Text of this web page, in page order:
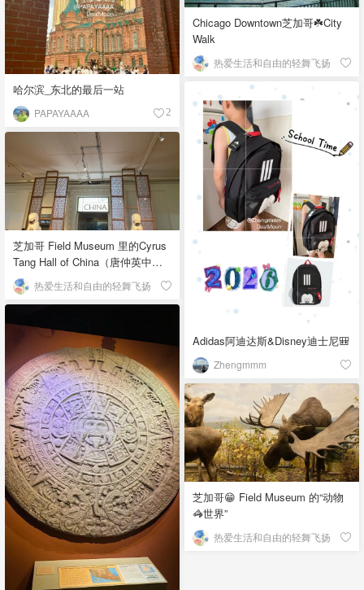
哈尔滨_东北的最后一站
PAPAYAAAA 2
Chicago Downtown芝加哥☘️City
Walk
热爱生活和自由的轻舞飞扬
Adidas阿迪达斯&Disney迪士尼🎒
Zhengmmm
芝加哥 Field Museum 里的Cyrus
Tang Hall of China（唐仲英中国
馆） 热爱生活和自由的轻舞飞扬
芝加哥😁 Field Museum 的“动物
🦓世界”
热爱生活和自由的轻舞飞扬